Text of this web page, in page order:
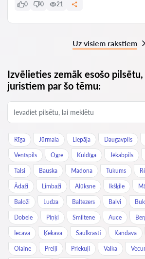
0 0 21
Uz visiem rakstiem
Izvēlieties zemāk esošo
juristiem par šo tēmu:
Rīga Jūrmala Liepāja Daugavpils
Ventspils Ogre Kuldīga Jēkabpils
Talsi Bauska Madona Tukums
Ādaži Limbaži Alūksne Ikšķile
Baloži Ludza Baltezers Balvi
Dobele Piņķi Smiltene Auce
Iecava Ķekava Saulkrasti Kandava
Olaine Preiļi Priekuļi Valka